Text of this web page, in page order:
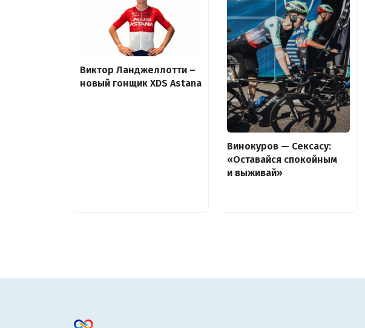
Виктор Ланджеллотти –
новый гонщик XDS Astana
Винокуров — Сексасу:
«Оставайся спокойным
и выживай»